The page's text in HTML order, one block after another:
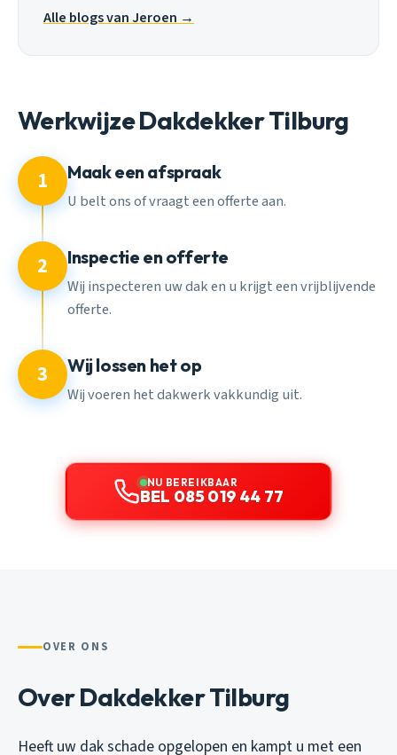
Alle blogs van Jeroen →
Werkwijze Dakdekker Tilburg
1 Maak een afspraak
U belt ons of vraagt een offerte aan.
2 Inspectie en offerte
Wij inspecteren uw dak en u krijgt een vrijblijvende
offerte.
3 Wij lossen het op
Wij voeren het dakwerk vakkundig uit.
NU BEREIKBAAR
BEL 085 019 44 77
OVER ONS
Over Dakdekker Tilburg
Heeft uw dak schade opgelopen en kampt u met een